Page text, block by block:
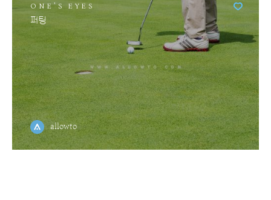
ONE'S EYES
퍼팅
allowto